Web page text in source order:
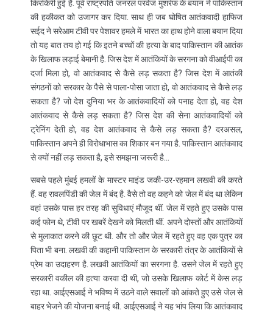
किरकिरी हुई है. पूर्व राष्ट्रपति जनरल परवेज मुशर्रफ के बयान ने पाकिस्तान
की हकीकत को उजागर कर दिया. साथ ही जब घोषित आतंकवादी हाफिज
सईद ने सरेआम टीवी पर पेशावर हमले में भारत का हाथ होने वाला बयान दिया
तो यह बात तय हो गई कि इतने बच्चों की हत्या के बाद पाकिस्तान की आतंक
के खिलाफ लड़ाई बेमानी है. जिस देश में आतंकियों के सरगना को वीआईपी का
दर्जा मिला हो, वो आतंकवाद से कैसे लड़ सकता है? जिस देश में आतंकी
संगठनों को सरकार के पैसे से पाला-पोसा जाता हो, वो आतंकवाद से कैसे लड़
सकता है? जो देश दुनिया भर के आतंकवादियों को पनाह देता हो, वह देश
आतंकवाद से कैसे लड़ सकता है? जिस देश की सेना आतंकवादियों को
ट्रेनिंग देती हो, वह देश आतंकवाद से कैसे लड़ सकता है? दरअसल,
पाकिस्तान अपने ही विरोधाभास का शिकार बन गया है. पाकिस्तान आतंकवाद
से क्यों नहीं लड़ सकता है, इसे समझना जरूरी है…
सबसे पहले मुंबई हमलों के मास्टर माइंड जकी-उर-रहमान लखवी की करते
हैं. वह रावलपिंडी की जेल में बंद है. वैसे तो वह कहने को जेल में बंद था लेकिन
वहां उसके पास हर तरह की सुविधाएं मौजूद थीं. जेल में रहते हुए उसके पास
कई फोन थे, टीवी पर खबरें देखने को मिलती थीं. अपने दोस्तों और आतंकियों
से मुलाकात करने की छूट थी. और तो और जेल में रहते हुए वह एक पुत्र का
पिता भी बना. लखवी की कहानी पाकिस्तान के सरकारी तंत्र के आतंकियों से
प्रेम का उदाहरण है. लखवी आतंकियों का सरगना है. उसने जेल में रहते हुए
सरकारी वकील की हत्या करवा दी थी, जो उसके खिलाफ कोर्ट में केस लड़
रहा था. आईएसआई ने भविष्य में उठने वाले सवालों को आंकते हुए उसे जेल से
बाहर भेजने की योजना बनाई थी. आईएसआई ने यह भांप लिया कि आतंकवाद